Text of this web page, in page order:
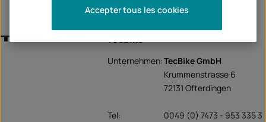
TecBike
Unternehmen:TecBike GmbH
Krummenstrasse 6
72131 Ofterdingen
Tel:
0049 (0) 7473 - 953 335 3
Accepter tous les cookies